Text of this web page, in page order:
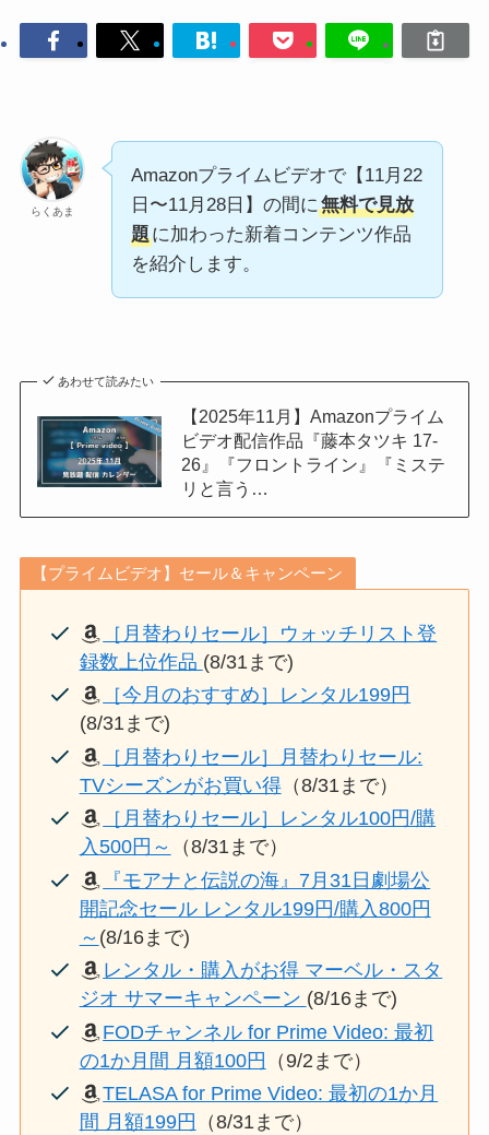
らくあま
Amazonプライムビデオで【11月22
日〜11月28日】の間に無料で見放
題に加わった新着コンテンツ作品
を紹介します。
あわせて読みたい
【2025年11月】Amazonプライム
ビデオ配信作品『藤本タツキ 17-
26』『フロントライン』『ミステ
リと言う…
【プライムビデオ】セール＆キャンペーン
［月替わりセール］ウォッチリスト登
録数上位作品 (8/31まで)
［今月のおすすめ］レンタル199円
(8/31まで)
［月替わりセール］月替わりセール:
TVシーズンがお買い得（8/31まで）
［月替わりセール］レンタル100円/購
入500円～
（8/31まで）
『モアナと伝説の海』7月31日劇場公
開記念セール レンタル199円/購入800円
～ (8/16まで)
レンタル・購入がお得 マーベル・スタ
ジオ サマーキャンペーン (8/16まで)
FODチャンネル for Prime Video: 最初
の1か月間 月額100円 （9/2まで）
TELASA for Prime Video: 最初の1か月
間 月額199円
（8/31まで）